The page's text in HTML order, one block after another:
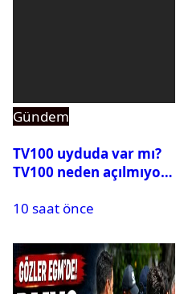
Gündem
TV100 uyduda var mı?
TV100 neden açılmıyor?
10 saat önce